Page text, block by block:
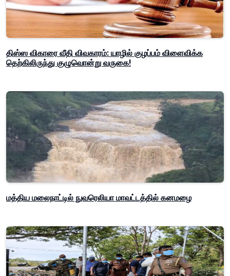
திஸ்ஸ விகாரை வீதி விவகாரம்: யாழில் குழப்பம் விளைவிக்க
தெற்கிலிருந்து குழுவொன்று வருகை!
மத்திய மலைநாட்டில் நுவரெலியா மாவட்டத்தில் கனமழை